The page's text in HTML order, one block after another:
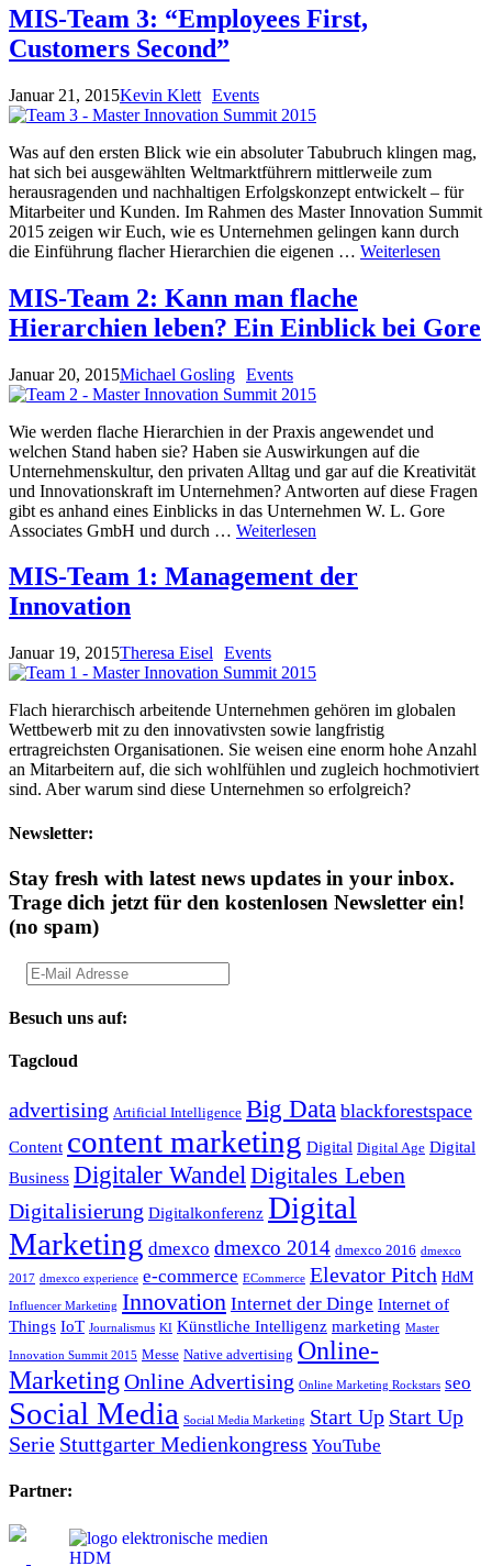
MIS-Team 3: “Employees First,
Customers Second”
Januar 21, 2015Kevin Klett Events
Was auf den ersten Blick wie ein absoluter Tabubruch klingen mag,
hat sich bei ausgewählten Weltmarktführern mittlerweile zum
herausragenden und nachhaltigen Erfolgskonzept entwickelt – für
Mitarbeiter und Kunden. Im Rahmen des Master Innovation Summit
2015 zeigen wir Euch, wie es Unternehmen gelingen kann durch
die Einführung flacher Hierarchien die eigenen … Weiterlesen
MIS-Team 2: Kann man flache
Hierarchien leben? Ein Einblick bei Gore
Januar 20, 2015Michael Gosling Events
Wie werden flache Hierarchien in der Praxis angewendet und
welchen Stand haben sie? Haben sie Auswirkungen auf die
Unternehmenskultur, den privaten Alltag und gar auf die Kreativität
und Innovationskraft im Unternehmen? Antworten auf diese Fragen
gibt es anhand eines Einblicks in das Unternehmen W. L. Gore
Associates GmbH und durch … Weiterlesen
MIS-Team 1: Management der
Innovation
Januar 19, 2015Theresa Eisel Events
Flach hierarchisch arbeitende Unternehmen gehören im globalen
Wettbewerb mit zu den innovativsten sowie langfristig
ertragreichsten Organisationen. Sie weisen eine enorm hohe Anzahl
an Mitarbeitern auf, die sich wohlfühlen und zugleich hochmotiviert
sind. Aber warum sind diese Unternehmen so erfolgreich?
Newsletter:
Stay fresh with latest news updates in your inbox.
Trage dich jetzt für den kostenlosen Newsletter ein!
(no spam)
Besuch uns auf:
Tagcloud
advertising Artificial Intelligence Big Data blackforestspace
Content content marketing Digital Digital Age Digital
Business Digitaler WandelDigitales Leben
Digitalisierung Digitalkonferenz Digital
Marketing dmexco dmexco 2014 dmexco 2016 dmexco
2017 dmexco experience e-commerce ECommerce Elevator Pitch HdM
Influencer Marketing Innovation Internet der Dinge Internet of
Things IoT Journalismus KI Künstliche Intelligenz marketing Master
Innovation Summit 2015 Messe Native advertising Online-
MarketingOnline Advertising Online Marketing Rockstars seo
Social Media Social Media Marketing Start Up Start Up
Serie Stuttgarter Medienkongress YouTube
Partner: